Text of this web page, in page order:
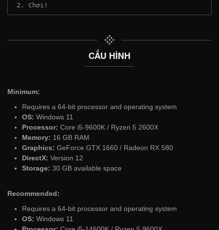
2. Chơi!
CẤU HÌNH
Minimum:
Requires a 64-bit processor and operating system
OS: Windows 11
Processor: Core i5-9600K / Ryzen 5 2600X
Memory: 16 GB RAM
Graphics: GeForce GTX 1660 / Radeon RX 580
DirectX: Version 12
Storage: 30 GB available space
Recommended:
Requires a 64-bit processor and operating system
OS: Windows 11